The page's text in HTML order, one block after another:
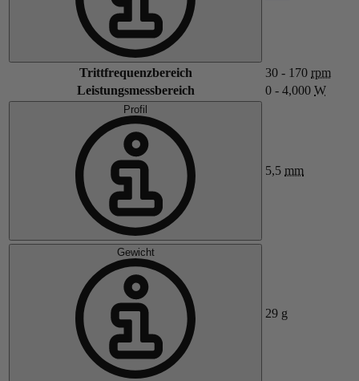
Trittfrequenzbereich 30 - 170 rpm
Leistungsmessbereich
0 - 4,000 W
Profil
5,5 mm
Gewicht
29 g